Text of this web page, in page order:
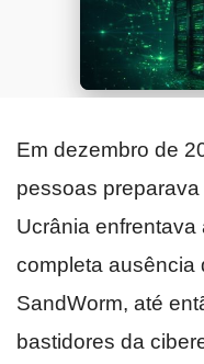
Em dezembro de
pessoas
Ucrânia enfrentava
completa ausência
SandWorm, até
bastidores da